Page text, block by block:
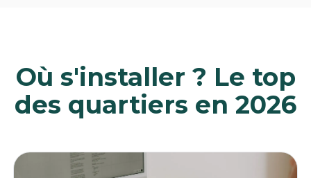
Où s'installer ? Le top
des quartiers en 2026